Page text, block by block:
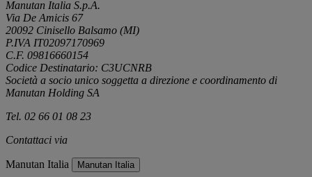
Manutan Italia S.p.A.
Via De Amicis 67
20092 Cinisello Balsamo (MI)
P.IVA IT02097170969
C.F. 09816660154
Codice Destinatario: C3UCNRB
Società a socio unico soggetta a direzione e coordinamento di
Manutan Holding SA
Tel. 02 66 01 08 23
Contattaci via
Manutan Italia Manutan Italia